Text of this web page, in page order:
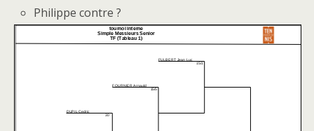
Philippe contre ?